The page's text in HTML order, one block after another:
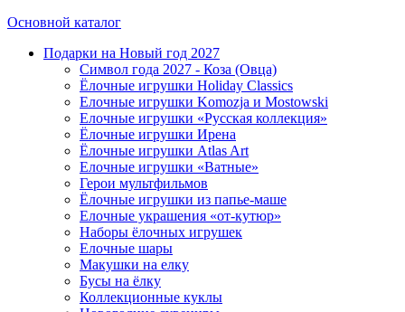
Основной каталог
Подарки на Новый год 2027
Символ года 2027 - Коза (Овца)
Ёлочные игрушки Holiday Classics
Елочные игрушки Komozja и Mostowski
Елочные игрушки «Русская коллекция»
Ёлочные игрушки Ирена
Ёлочные игрушки Atlas Art
Елочные игрушки «Ватные»
Герои мультфильмов
Ёлочные игрушки из папье-маше
Елочные украшения «от-кутюр»
Наборы ёлочных игрушек
Елочные шары
Макушки на елку
Бусы на ёлку
Коллекционные куклы